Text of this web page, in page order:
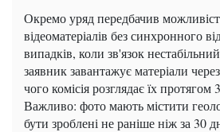
Окремо уряд передбачив
відеоматеріалів без синхронного
випадків, коли зв'язок
заявник завантажує матеріали
чого комісія розглядає їх
Важливо: фото мають містити
бути зроблені не раніше ніж за 30